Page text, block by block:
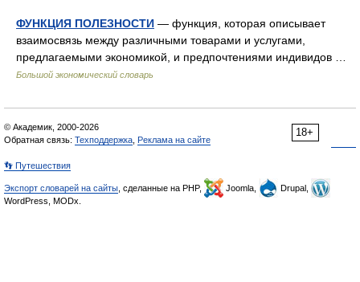
ФУНКЦИЯ ПОЛЕЗНОСТИ — функция, которая описывает
взаимосвязь между различными товарами и услугами,
предлагаемыми экономикой, и предпочтениями индивидов …
Большой экономический словарь
18+
© Академик, 2000-2026
Обратная связь: Техподдержка Реклама на сайте
👣 Путешествия
Экспорт словарей на сайты , сделанные на PHP, Joomla,
Drupal,
WordPress, MODx.